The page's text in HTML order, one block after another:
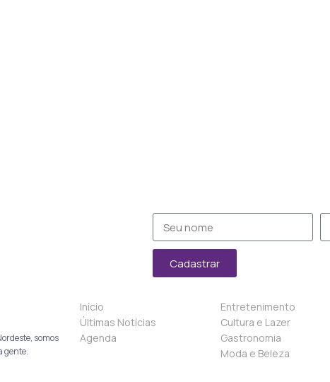
Cadastrar
somos
gente.
Início
Últimas Notícias
Agenda
Entretenimento
Cultura e Lazer
Gastronomia
Moda e Beleza